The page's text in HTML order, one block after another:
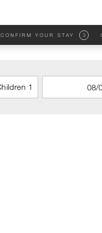
3
CONFIRM YOUR STAY
1 Room - 2 Adults, 0 Children